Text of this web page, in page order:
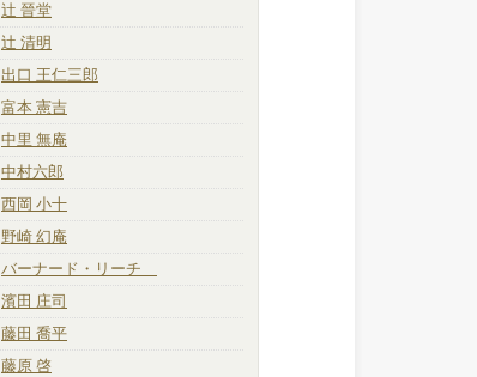
辻 晉堂
辻 清明
出口 王仁三郎
富本 憲吉
中里 無庵
中村六郎
西岡 小十
野崎 幻庵
バーナード・リーチ
濱田 庄司
藤田 喬平
藤原 啓